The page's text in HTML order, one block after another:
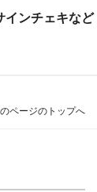
インチェキなど
のページのトップへ